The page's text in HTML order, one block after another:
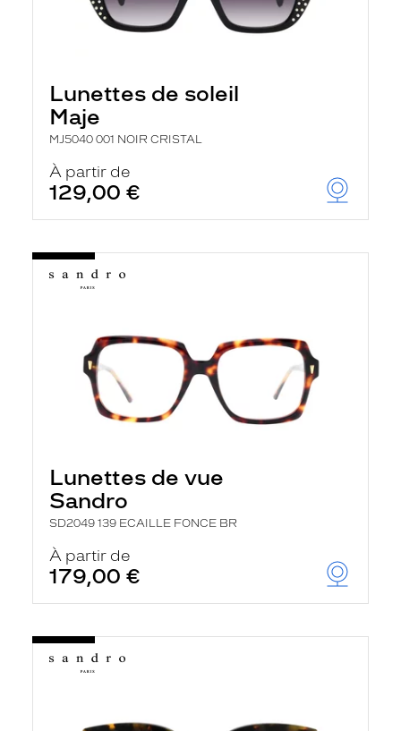
Lunettes de soleil
Maje
MJ5040 001 NOIR CRISTAL
À partir de
129,00 €
Lunettes de vue
Sandro
SD2049 139 ECAILLE FONCE BR
À partir de
179,00 €